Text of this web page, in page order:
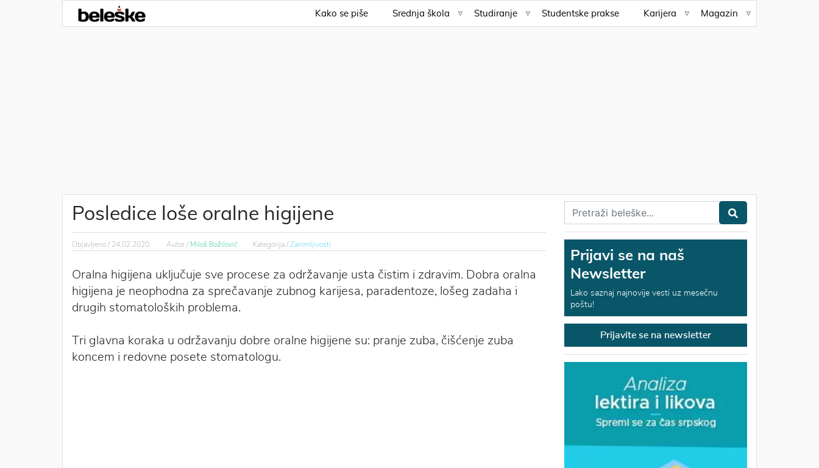
Kako se piše Srednja škola Studiranje Studentske prakse Karijera Magazin
Posledice loše oralne higijene
Objavljeno / 24.02.2020. Autor / Miloš Božilović Kategorija /Zanimljivosti
Oralna higijena uključuje sve procese za održavanje usta čistim i zdravim. Dobra oralna
higijena je neophodna za sprečavanje zubnog karijesa, paradentoze, lošeg zadaha i
drugih stomatoloških problema.
Tri glavna koraka u održavanju dobre oralne higijene su: pranje zuba, čišćenje zuba
koncem i redovne posete stomatologu.
Prijavi se na naš
Newsletter
Lako saznaj najnovije vesti uz mesečnu
poštu!
Prijavite se na newsletter